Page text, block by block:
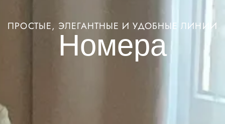
ПРОСТЫЕ, ЭЛЕГАНТНЫЕ И УДОБНЫЕ ЛИНИИ
Номера